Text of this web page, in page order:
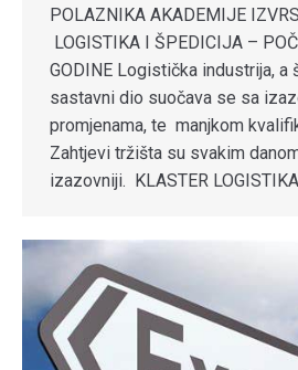
POLAZNIKA AKADEMIJE
LOGISTIKA I ŠPEDICIJA –
GODINE Logistička industrija, a
sastavni dio suočava se sa
promjenama, te manjkom
Zahtjevi tržišta su svakim
izazovniji. KLASTER